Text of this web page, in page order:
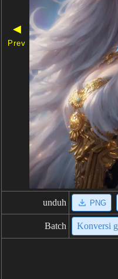
◀
Prev
unduh PNG
Batch Konversi